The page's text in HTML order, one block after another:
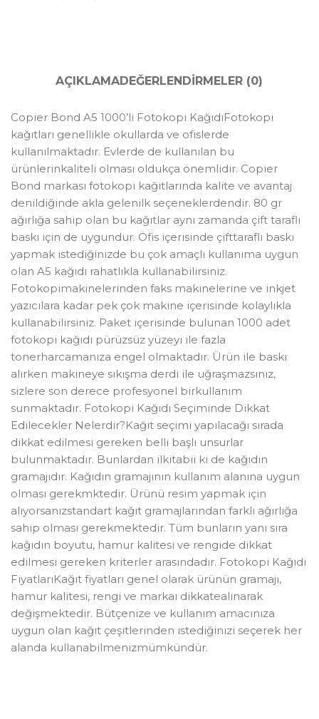
AÇIKLAMADEĞERLENDIRMELER (0)
Copier Bond A5 1000’li Fotokopi KağıdıFotokopi
kağıtları genellikle okullarda ve ofislerde
kullanılmaktadır. Evlerde de kullanılan bu
ürünlerinkaliteli olması oldukça önemlidir. Copier
Bond markası fotokopi kağıtlarında kalite ve avantaj
denildiğinde akla gelenilk seçeneklerdendir. 80 gr
ağırlığa sahip olan bu kağıtlar aynı zamanda çift taraflı
baskı için de uygundur. Ofis içerisinde çifttaraflı baskı
yapmak istediğinizde bu çok amaçlı kullanıma uygun
olan A5 kağıdı rahatlıkla kullanabilirsiniz.
Fotokopimakinelerinden faks makinelerine ve inkjet
yazıcılara kadar pek çok makine içerisinde kolaylıkla
kullanabilirsiniz. Paket içerisinde bulunan 1000 adet
fotokopi kağıdı pürüzsüz yüzeyi ile fazla
tonerharcamanıza engel olmaktadır. Ürün ile baskı
alırken makineye sıkışma derdi ile uğraşmazsınız,
sizlere son derece profesyonel birkullanım
sunmaktadır. Fotokopi Kağıdı Seçiminde Dikkat
Edilecekler Nelerdir?Kağıt seçimi yapılacağı sırada
dikkat edilmesi gereken belli başlı unsurlar
bulunmaktadır. Bunlardan ilkitabii ki de kağıdın
gramajıdır. Kağıdın gramajının kullanım alanına uygun
olması gerekmktedir. Ürünü resim yapmak için
alıyorsanızstandart kağıt gramajlarından farklı ağırlığa
sahip olması gerekmektedir. Tüm bunların yanı sıra
kağıdın boyutu, hamur kalitesi ve rengide dikkat
edilmesi gereken kriterler arasındadır. Fotokopi Kağıdı
FiyatlarıKağıt fiyatları genel olarak ürünün gramajı,
hamur kalitesi, rengi ve markaı dikkatealınarak
değişmektedir. Bütçenize ve kullanım amacınıza
uygun olan kağıt çeşitlerinden istediğinizi seçerek her
alanda kullanabilmenizmümkündür.